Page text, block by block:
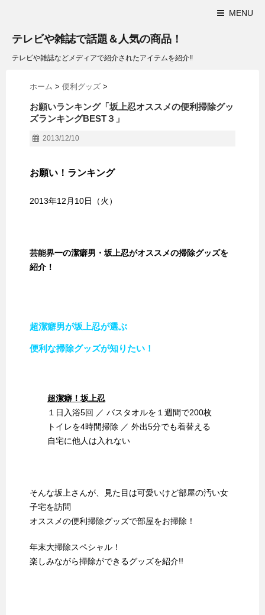
MENU
テレビや雑誌で話題＆人気の商品！
テレビや雑誌などメディアで紹介されたアイテムを紹介!!
ホーム > 便利グッズ >
お願いランキング「坂上忍オススメの便利掃除グッ
ズランキングBEST３」
2013/12/10
お願い！ランキング
2013年12月10日（火）
芸能界一の潔癖男・坂上忍がオススメの掃除グッズを
紹介！
超潔癖男が坂上忍が選ぶ
便利な掃除グッズが知りたい！
超潔癖！坂上忍
１日入浴5回 ／ バスタオルを１週間で200枚
トイレを4時間掃除 ／ 外出5分でも着替える
自宅に他人は入れない
そんな坂上さんが、見た目は可愛いけど部屋の汚い女
子宅を訪問
オススメの便利掃除グッズで部屋をお掃除！
年末大掃除スペシャル！
楽しみながら掃除ができるグッズを紹介!!